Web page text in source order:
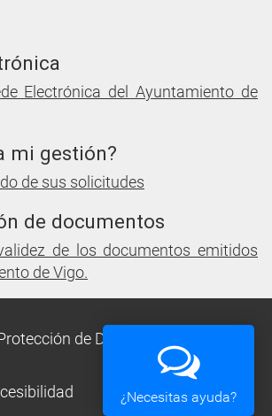
Electrónica del Ayuntamiento de
mi gestión?
de sus solicitudes
de documentos
de los documentos emitidos
de Vigo.
de Datos
¿Necesitas ayuda?